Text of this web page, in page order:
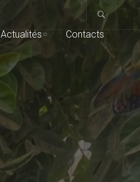
Actualités Contacts